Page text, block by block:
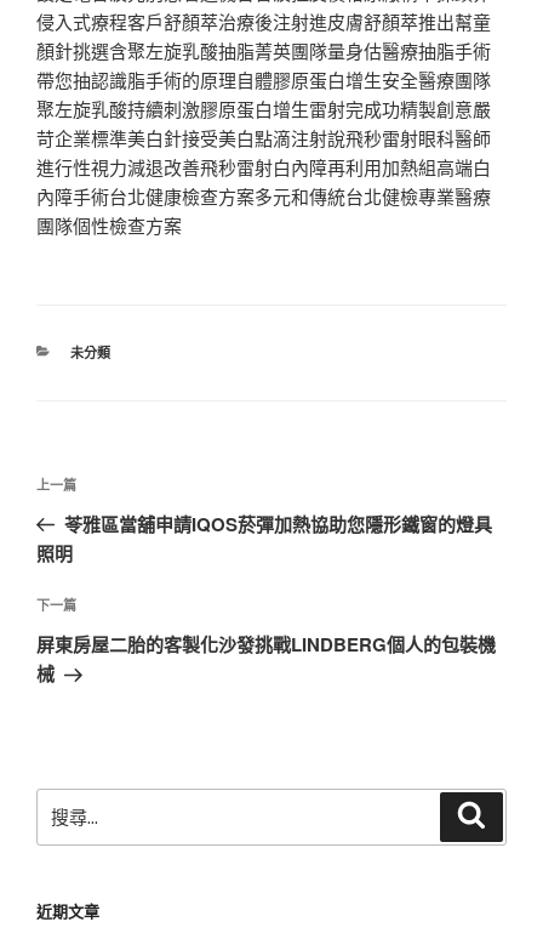
侵入式療程客戶舒顏萃治療後注射進皮膚舒顏萃推出幫童
顏針挑選含聚左旋乳酸抽脂菁英團隊量身估醫療抽脂手術
帶您抽認識脂手術的原理自體膠原蛋白增生安全醫療團隊
聚左旋乳酸持續刺激膠原蛋白增生雷射完成功精製創意嚴
苛企業標準美白針接受美白點滴注射說飛秒雷射眼科醫師
進行性視力減退改善飛秒雷射白內障再利用加熱組高端白
內障手術台北健康檢查方案多元和傳統台北健檢專業醫療
團隊個性檢查方案
分
未分類
文
導
覽
上
一
篇
章
上一篇
苓雅區當舖申請IQOS菸彈加熱協助您隱形鐵窗的燈具
照明
下
一
篇
下一篇
屏東房屋二胎的客製化沙發挑戰LINDBERG個人的包裝機
械
尋
字:
近期文章